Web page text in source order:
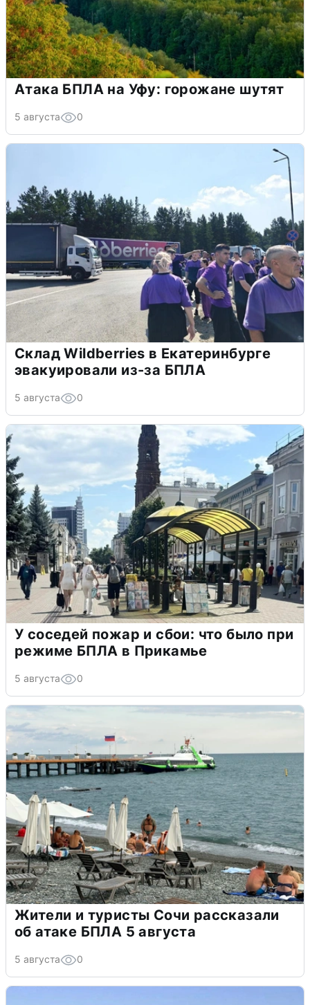
Атака БПЛА на Уфу: горожане шутят
5 августа 0
Склад Wildberries в Екатеринбурге
эвакуировали из-за БПЛА
5 августа 0
У соседей пожар и сбои: что было при
режиме БПЛА в Прикамье
5 августа 0
Жители и туристы Сочи рассказали
об атаке БПЛА 5 августа
5 августа 0